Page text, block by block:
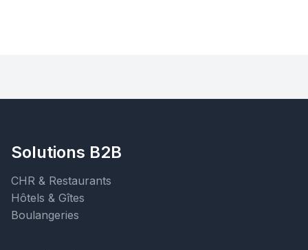
Solutions B2B
CHR & Restaurants
Hôtels & Gîtes
Boulangeries